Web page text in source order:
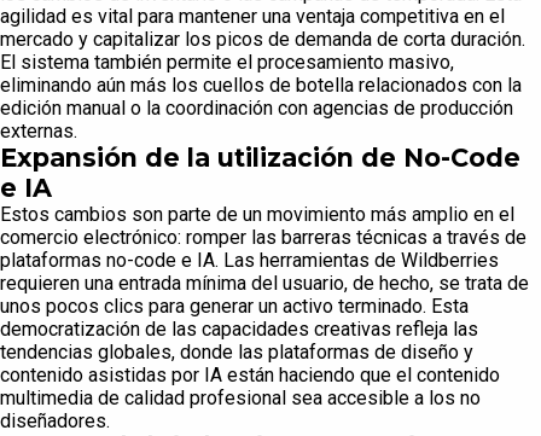
agilidad es vital para mantener una ventaja competitiva en el
mercado y capitalizar los picos de demanda de corta duración.
El sistema también permite el procesamiento masivo,
eliminando aún más los cuellos de botella relacionados con la
edición manual o la coordinación con agencias de producción
externas.
Expansión de la utilización de No-Code
e IA
Estos cambios son parte de un movimiento más amplio en el
comercio electrónico: romper las barreras técnicas a través de
plataformas no-code e IA. Las herramientas de Wildberries
requieren una entrada mínima del usuario, de hecho, se trata de
unos pocos clics para generar un activo terminado. Esta
democratización de las capacidades creativas refleja las
tendencias globales, donde las plataformas de diseño y
contenido asistidas por IA están haciendo que el contenido
multimedia de calidad profesional sea accesible a los no
diseñadores.